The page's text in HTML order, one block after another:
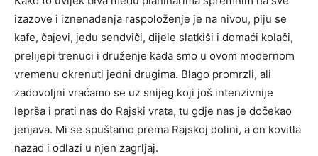
izazove i iznenađenja raspoloženje je na nivou, piju se
kafe, čajevi, jedu sendviči, dijele slatkiši i domaći kolači,
prelijepi trenuci i druženje kada smo u ovom modernom
vremenu okrenuti jedni drugima. Blago promrzli, ali
zadovoljni vraćamo se uz snijeg koji još intenzivnije
leprša i prati nas do Rajski vrata, tu gdje nas je dočekao
jenjava. Mi se spuštamo prema Rajskoj dolini, a on kovitla
nazad i odlazi u njen zagrljaj.